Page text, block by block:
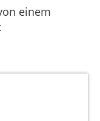
einem